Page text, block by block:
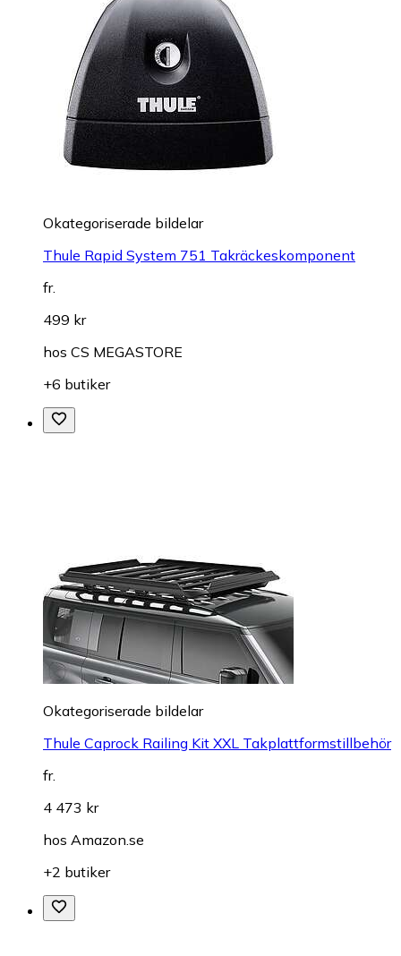
Okategoriserade bildelar
Thule Rapid System 751 Takräckeskomponent
fr.
499 kr
hos CS MEGASTORE
+6 butiker
Okategoriserade bildelar
Thule Caprock Railing Kit XXL Takplattformstillbehör
fr.
4 473 kr
hos Amazon.se
+2 butiker